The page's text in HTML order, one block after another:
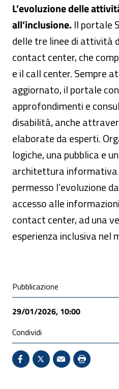
L’evoluzione delle
all’inclusione. Il portale
delle tre linee di attività
contact center, che
e il call center. Sempre
aggiornato, il portale
approfondimenti e
disabilità, anche
elaborate da esperti.
logiche, una pubblica e
architettura informativa
permesso l’evoluzione
accesso alle
contact center, ad una
esperienza inclusiva nel
Condivisione social
Pubblicazione
29/01/2026, 10:00
Condividi
Condividi su Facebook
X - Sito esterno -
Invio Mail:
Stampa